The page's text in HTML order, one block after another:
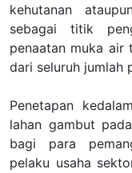
kehutanan
sebagai titik
penaatan muka air
dari seluruh jumlah
Penetapan
lahan gambut
bagi para
pelaku usaha